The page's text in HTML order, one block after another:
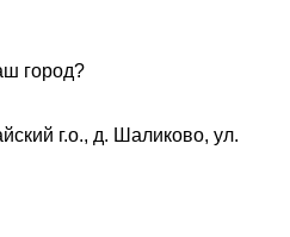
город?
г.о., д. Шаликово, ул.